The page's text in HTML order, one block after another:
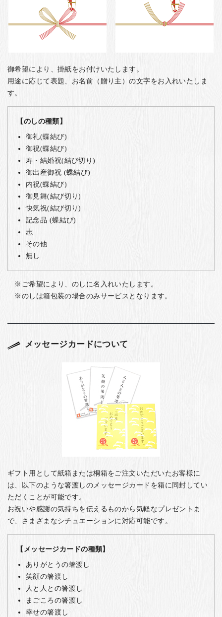
御希望により、掛紙をお付けいたします。
用途に応じて表題、お名前（贈り主）の文字をお入れいたしま
す。
【のしの種類】
御礼(蝶結び)
御祝(蝶結び)
寿・結婚祝(結び切り)
御出産御祝 (蝶結び)
内祝(蝶結び)
御見舞(結び切り)
快気祝(結び切り)
記念品 (蝶結び)
志
その他
無し
ご希望により、のしに名入れいたします。
のしは箱包装の場合のみサービスとなります。
メッセージカードについて
ギフト用として紙箱または桐箱をご注文いただいたお客様に
は、以下のような箸渡しのメッセージカードを箱に同封してい
ただくことが可能です。
お祝いや感謝の気持ちを伝えるものから気軽なプレゼントま
で、さまざまなシチュエーションに対応可能です。
【メッセージカードの種類】
ありがとうの箸渡し
笑顔の箸渡し
人と人との箸渡し
まごころの箸渡し
幸せの箸渡し